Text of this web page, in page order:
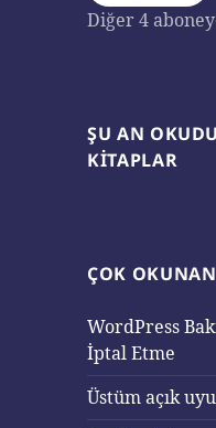
Diğer 4
ŞU AN
KITAPLAR
ÇOK
WordPress
İptal Etme
Üstüm açık